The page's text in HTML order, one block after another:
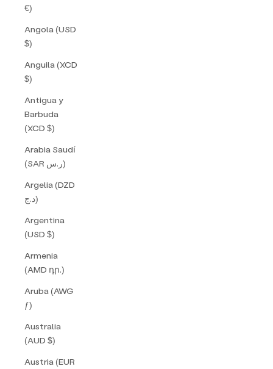
€)
Angola (USD
$)
Anguila (XCD
$)
Antigua y
Barbuda
(XCD $)
Arabia Saudí
(SAR ر.س)
Argelia (DZD
د.ج)
Argentina
(USD $)
Armenia
(AMD դր.)
Aruba (AWG
ƒ)
Australia
(AUD $)
Austria (EUR